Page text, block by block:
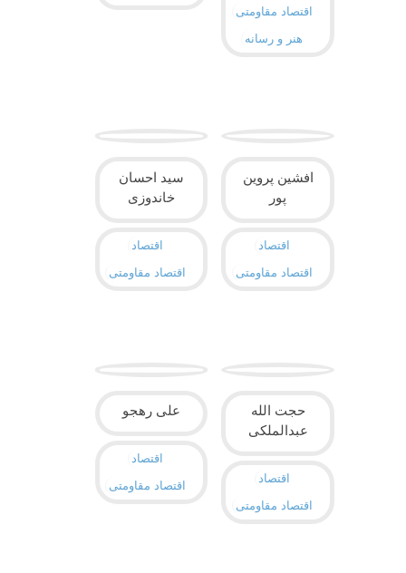
اقتصاد مقاومتی
هنر و رسانه
افشین پروین
پور
اقتصاد
اقتصاد مقاومتی
سید احسان
خاندوزی
اقتصاد
اقتصاد مقاومتی
حجت الله
عبدالملکی
اقتصاد
اقتصاد مقاومتی
علی رهجو
اقتصاد
اقتصاد مقاومتی